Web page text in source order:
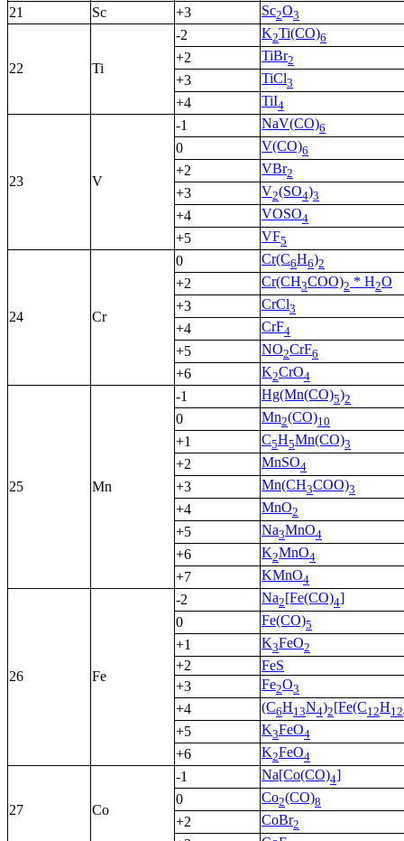
21
Sc +3 Sc2O3
22 Ti
-2 K2Ti(CO)6
+2 TiBr2
+3 TiCl3
+4 TiI4
23 V
-1 NaV(CO)6
0 V(CO)6
+2 VBr2
+3 V2(SO4)3
+4 VOSO4
+5 VF5
24 Cr
0 Cr(C6H6)2
+2 Cr(CH3COO)2 * H2O
+3
CrCl3
+4 CrF4
+5 NO2CrF6
+6 K2CrO4
25 Mn
-1 Hg(Mn(CO)5)2
0 Mn2(CO)10
+1 C5H5Mn(CO)3
+2 MnSO4
+3 Mn(CH3COO)3
+4 MnO2
+5 Na3MnO4
+6 K2MnO4
+7 KMnO4
26 Fe
-2 Na2[Fe(CO)4]
0
Fe(CO)5
+1 K3FeO2
+2
FeS
+3
Fe2O3
+4 (C6H13N4)2[Fe(C12H12
+5
K3FeO4
+6 K2FeO4
27 Co
-1 Na[Co(CO)4]
0
Co2(CO)8
+2 CoBr2